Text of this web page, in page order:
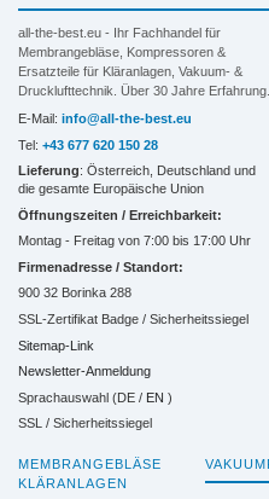
all-the-best.eu - Ihr Fachhandel für
Membrangebläse, Kompressoren &
Ersatzteile für Kläranlagen, Vakuum- &
Drucklufttechnik. Über 30 Jahre Erfahrung.
E-Mail: info@all-the-best.eu
Tel: +43 677 620 150 28
Lieferung: Österreich, Deutschland und
die gesamte Europäische Union
Öffnungszeiten / Erreichbarkeit:
Montag - Freitag von 7:00 bis 17:00 Uhr
Firmenadresse / Standort:
900 32 Borinka 288
SSL-Zertifikat Badge / Sicherheitssiegel
Sitemap-Link
Newsletter-Anmeldung
Sprachauswahl (DE / EN )
SSL / Sicherheitssiegel
MEMBRANGEBLÄSE
KLÄRANLAGEN